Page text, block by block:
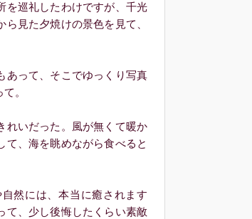
巡礼したわけですが、千光
見た夕焼けの景色を見て、
って、そこでゆっくり写真
。
いだった。風が無くて暖か
て、海を眺めながら食べると
然には、本当に癒されます
て、少し後悔したくらい素敵